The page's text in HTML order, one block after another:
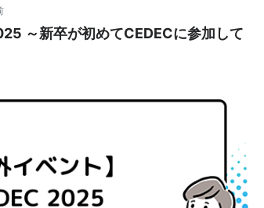
～新卒が初めてCEDECに参加して